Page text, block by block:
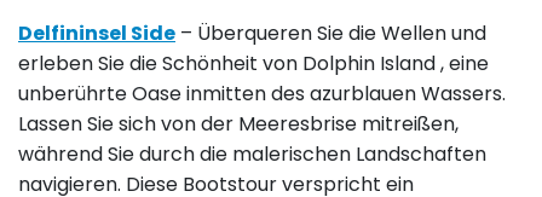
Delfininsel Side – Überqueren Sie die Wellen und
erleben Sie die Schönheit von Dolphin Island , eine
unberührte Oase inmitten des azurblauen Wassers.
Lassen Sie sich von der Meeresbrise mitreißen,
während Sie durch die malerischen Landschaften
navigieren. Diese Bootstour verspricht ein